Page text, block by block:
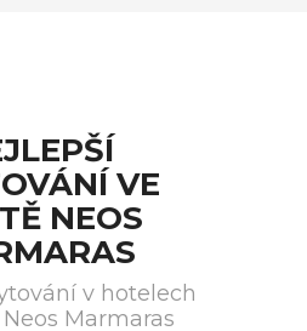
VE
NEOS
v hotelech
Marmaras